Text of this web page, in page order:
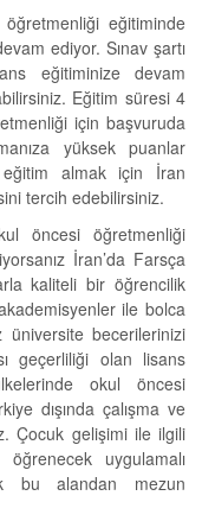
eğitiminde
ediyor. Sınav şartı
eğitiminize devam
Eğitim süresi 4
için başvuruda
yüksek puanlar
almak için İran
tercih edebilirsiniz.
öncesi öğretmenliği
İran’da Farsça
kaliteli bir öğrencilik
ile bolca
üniversite becerilerinizi
geçerliliği olan lisans
okul öncesi
dışında çalışma ve
Çocuk gelişimi ile ilgili
uygulamalı
bu alandan mezun